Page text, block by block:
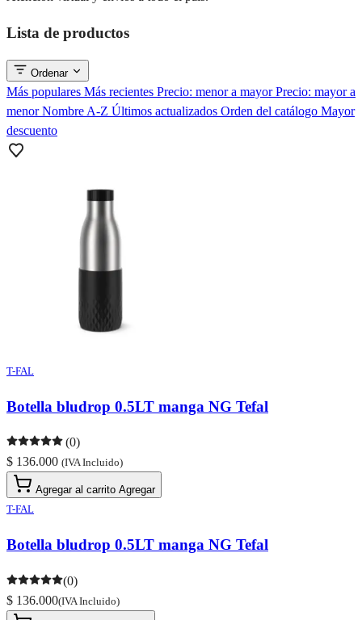
Lista de productos
Ordenar
Más populares Más recientes Precio: menor a mayorPrecio: mayor a
menorNombre A-Z Últimos actualizados Orden del catálogo Mayor
descuento
T-FAL
Botella bludrop 0.5LT manga NG Tefal
(0)
$ 136.000 (IVA Incluido)
Agregar al carrito Agregar
T-FAL
Botella bludrop 0.5LT manga NG Tefal
(0)
$ 136.000(IVA Incluido)